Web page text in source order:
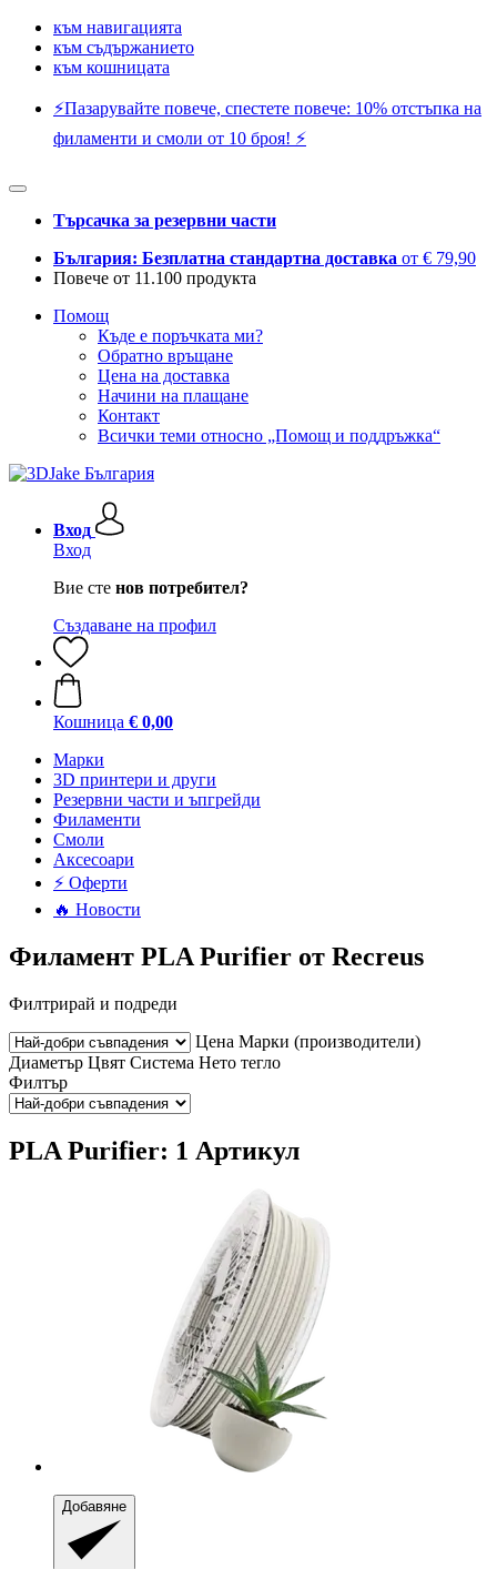
към навигацията
към съдържанието
към кошницата
⚡️Пазарувайте повече, спестете повече: 10% отстъпка на
филаменти и смоли от 10 броя! ⚡️
Търсачка за резервни части
България: Безплатна стандартна доставка от € 79,90
Повече от 11.100 продукта
Помощ
Къде е поръчката ми?
Обратно връщане
Цена на доставка
Начини на плащане
Контакт
Всички теми относно „Помощ и поддръжка“
Вход
Вход
Вие сте нов потребител?
Създаване на профил
Кошница € 0,00
Mарки
3D принтери и други
Резервни части и ъпгрейди
Филаменти
Смоли
Аксесоари
⚡ Оферти
🔥 Новости
Филамент PLA Purifier от Recreus
Филтрирай и подреди
Цена Марки (производители)
Диаметър Цвят Система Нето тегло
Филтър
PLA Purifier: 1 Артикул
Добавяне